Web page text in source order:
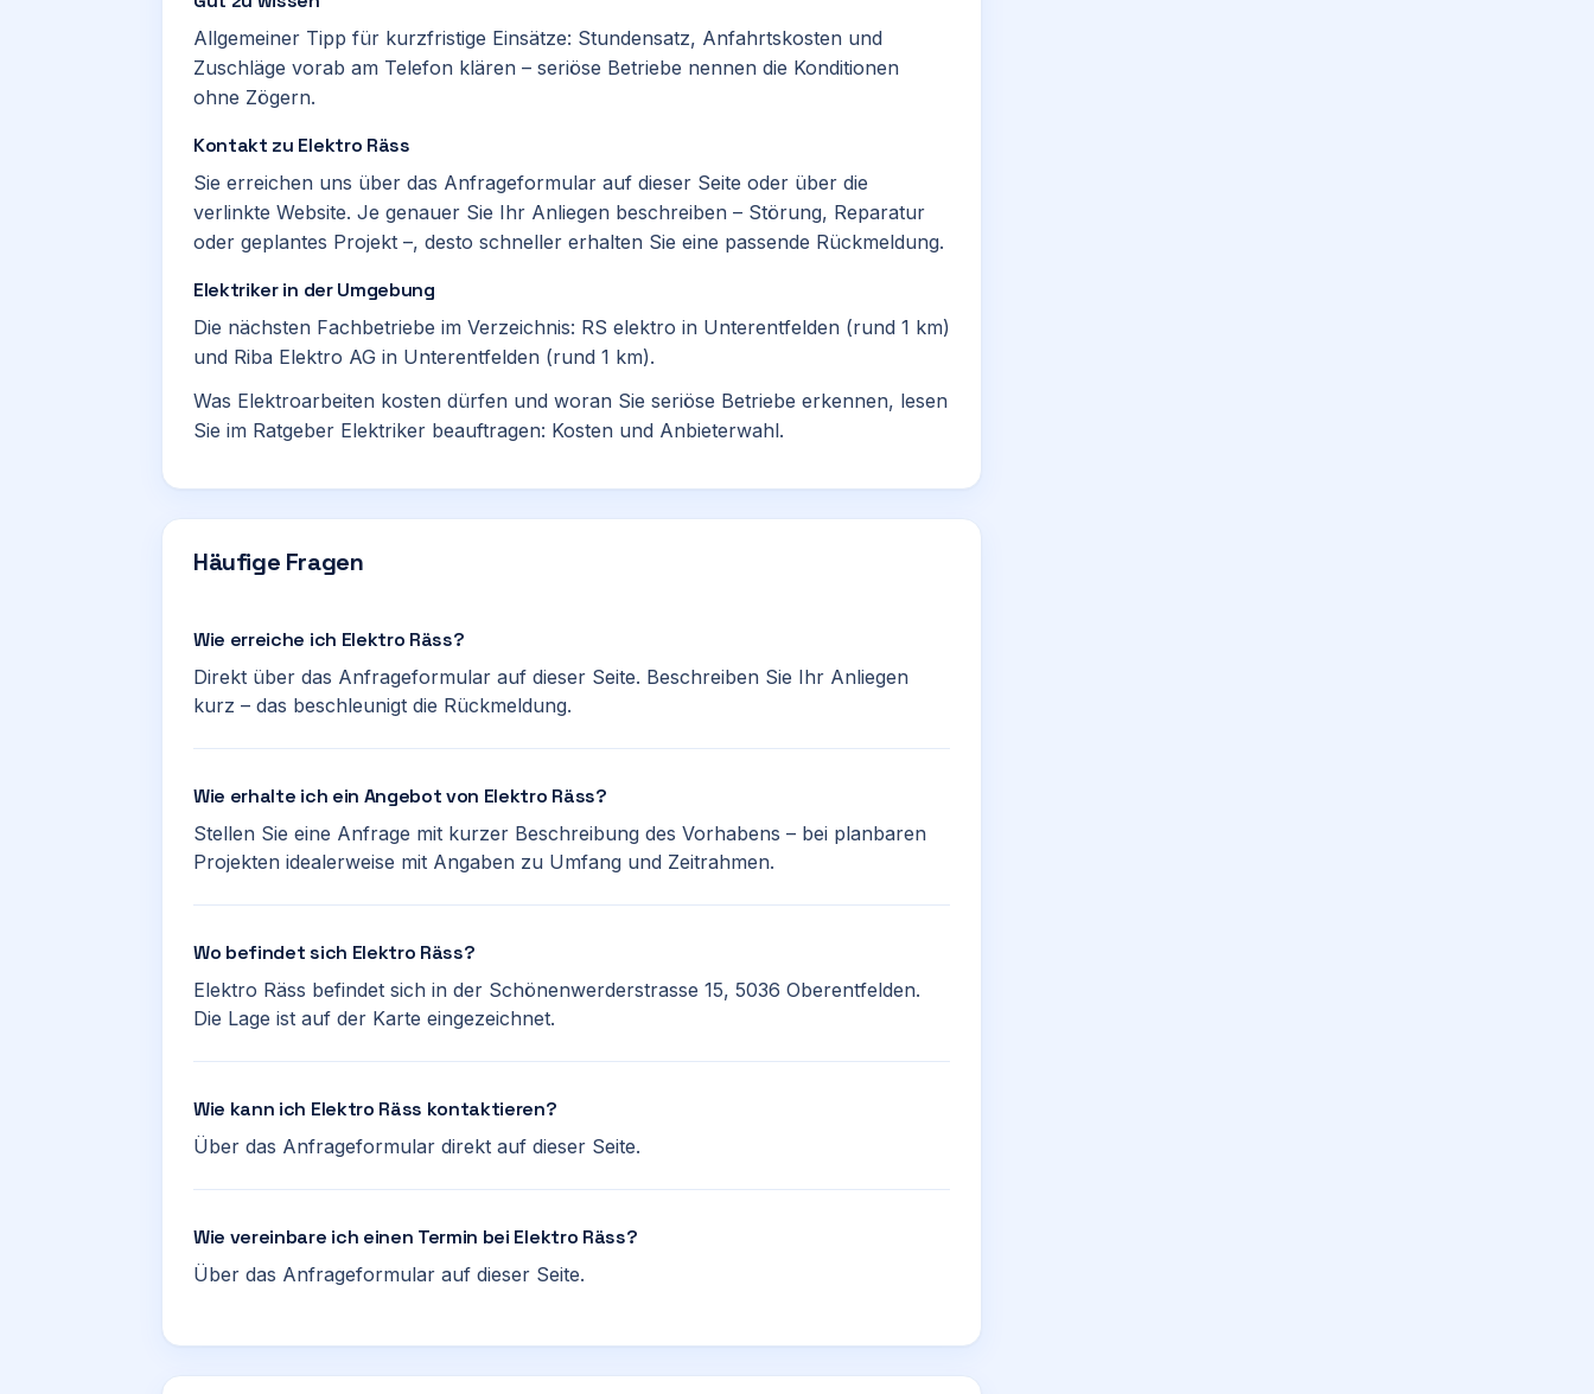
Allgemeiner Tipp für kurzfristige Einsätze: Stundensatz, Anfahrtskosten und
Zuschläge vorab am Telefon klären – seriöse Betriebe nennen die Konditionen
ohne Zögern.
Kontakt zu Elektro Räss
Sie erreichen uns über das Anfrageformular auf dieser Seite oder über die
verlinkte Website. Je genauer Sie Ihr Anliegen beschreiben – Störung, Reparatur
oder geplantes Projekt –, desto schneller erhalten Sie eine passende Rückmeldung.
Elektriker in der Umgebung
Die nächsten Fachbetriebe im Verzeichnis: RS elektro in Unterentfelden (rund 1 km)
und Riba Elektro AG in Unterentfelden (rund 1 km).
Was Elektroarbeiten kosten dürfen und woran Sie seriöse Betriebe erkennen, lesen
Sie im Ratgeber Elektriker beauftragen: Kosten und Anbieterwahl.
Häufige Fragen
Wie erreiche ich Elektro Räss?
Direkt über das Anfrageformular auf dieser Seite. Beschreiben Sie Ihr Anliegen
kurz – das beschleunigt die Rückmeldung.
Wie erhalte ich ein Angebot von Elektro Räss?
Stellen Sie eine Anfrage mit kurzer Beschreibung des Vorhabens – bei planbaren
Projekten idealerweise mit Angaben zu Umfang und Zeitrahmen.
Wo befindet sich Elektro Räss?
Elektro Räss befindet sich in der Schönenwerderstrasse 15, 5036 Oberentfelden.
Die Lage ist auf der Karte eingezeichnet.
Wie kann ich Elektro Räss kontaktieren?
Über das Anfrageformular direkt auf dieser Seite.
Wie vereinbare ich einen Termin bei Elektro Räss?
Über das Anfrageformular auf dieser Seite.